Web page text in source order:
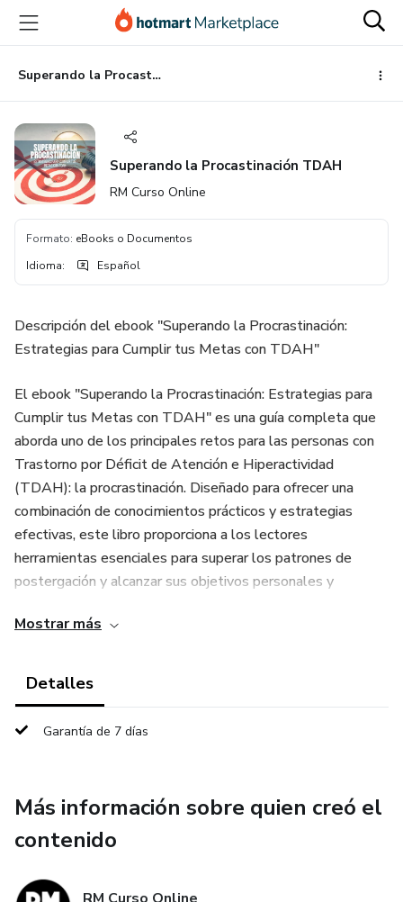
principal
página
de
página
Superando la Procastinación TDAH
Superando la Procastinación TDAH
RM Curso Online
Formato: eBooks o Documentos
Idioma: Español
Descripción del ebook "Superando la Procrastinación:
Estrategias para Cumplir tus Metas con TDAH"
El ebook "Superando la Procrastinación: Estrategias para
Cumplir tus Metas con TDAH" es una guía completa que
aborda uno de los principales retos para las personas con
Trastorno por Déficit de Atención e Hiperactividad
(TDAH): la procrastinación. Diseñado para ofrecer una
combinación de conocimientos prácticos y estrategias
efectivas, este libro proporciona a los lectores
herramientas esenciales para superar los patrones de
postergación y alcanzar sus objetivos personales y
Mostrar más
Detalles
Garantía de 7 días
Más información sobre quien creó el
contenido